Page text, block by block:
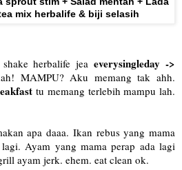
mix herbalife & biji selasih
herbalife jeaeverysingleday ->
MAMPU? Aku memang tak ahh.
tu memang terlebih mampu lah.
apa daaa. Ikan rebus yang mama
Ayam yang mama perap ada lagi
ayam jerk. ehem. eat clean ok.